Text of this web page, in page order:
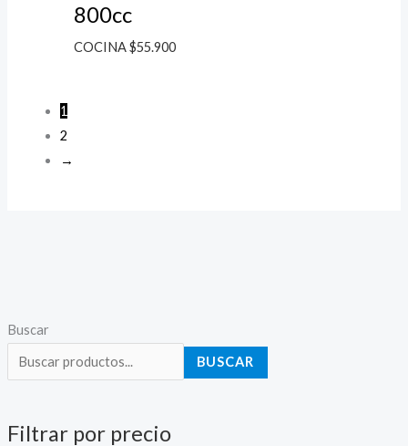
Buscar
BUSCAR
Filtrar por precio
P
e
e
800cc
COCINA$55.900
1
2
→